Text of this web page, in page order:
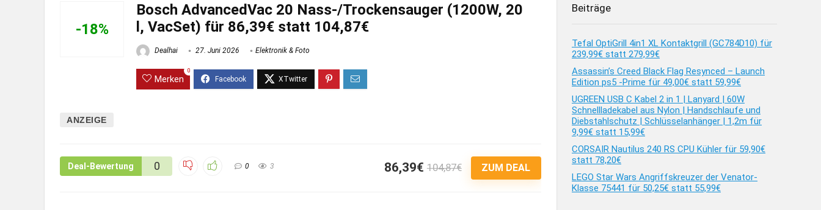
-18%
Bosch AdvancedVac 20 Nass-/Trockensauger (1200W, 20
l, VacSet) für 86,39€ statt 104,87€
Dealhai 27. Juni 2026 Elektronik & Foto
Merken
0
ANZEIGE
Deal-Bewertung 0 0 3 86,39€ 104,87€ ZUM DEAL
Beiträge
Tefal OptiGrill 4in1 XL Kontaktgrill (GC784D10) für
239,99€ statt 279,99€
Assassin’s Creed Black Flag Resynced – Launch
Edition ps5 -Prime für 49,00€ statt 59,99€
UGREEN USB C Kabel 2 in 1 | Lanyard | 60W
Schnellladekabel aus Nylon | Handschlaufe und
Diebstahlschutz | Schlüsselanhänger | 1,2m für
9,99€ statt 15,99€
CORSAIR Nautilus 240 RS CPU Kühler für 59,90€
statt 78,20€
LEGO Star Wars Angriffskreuzer der Venator-
Klasse 75441 für 50,25€ statt 55,99€